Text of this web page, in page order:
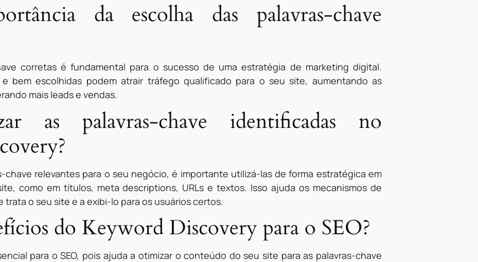
da escolha das palavras-chave
corretas é fundamental para o sucesso de uma estratégia de marketing digital.
e bem escolhidas podem atrair tráfego qualificado para o seu site, aumentando as
mais leads e vendas.
as palavras-chave identificadas no
chave relevantes para o seu negócio, é importante utilizá-las de forma estratégica em
como em títulos, meta descriptions, URLs e textos. Isso ajuda os mecanismos de
o seu site e a exibi-lo para os usuários certos.
do Keyword Discovery para o SEO?
para o SEO, pois ajuda a otimizar o conteúdo do seu site para as palavras-chave